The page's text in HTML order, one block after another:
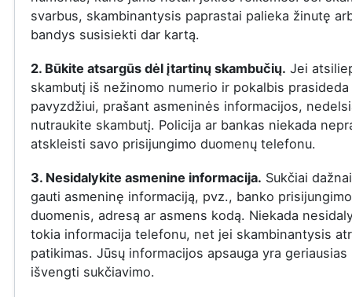
svarbus, skambinantysis paprastai palieka žinutę
bandys susisiekti dar kartą.
2. Būkite atsargūs dėl įtartinų skambučių. Jei
skambutį iš nežinomo numerio ir pokalbis
pavyzdžiui, prašant asmeninės informacijos,
nutraukite skambutį. Policija ar bankas niekada
atskleisti savo prisijungimo duomenų telefonu.
3. Nesidalykite asmenine informacija. Sukčiai
gauti asmeninę informaciją, pvz., banko prisijungimo
duomenis, adresą ar asmens kodą. Niekada
tokia informacija telefonu, net jei skambinantysis
patikimas. Jūsų informacijos apsauga yra geriausias
išvengti sukčiavimo.